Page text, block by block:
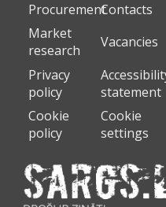
ProcurementContacts
Market
research
Vacancies
Privacy
policy
statement
Cookie
policy
Cookie
settings